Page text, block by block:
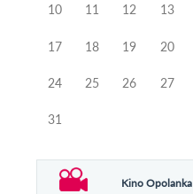
10 11 12 13
17 18 19 20
24 25 26 27
31
Kino Opolanka